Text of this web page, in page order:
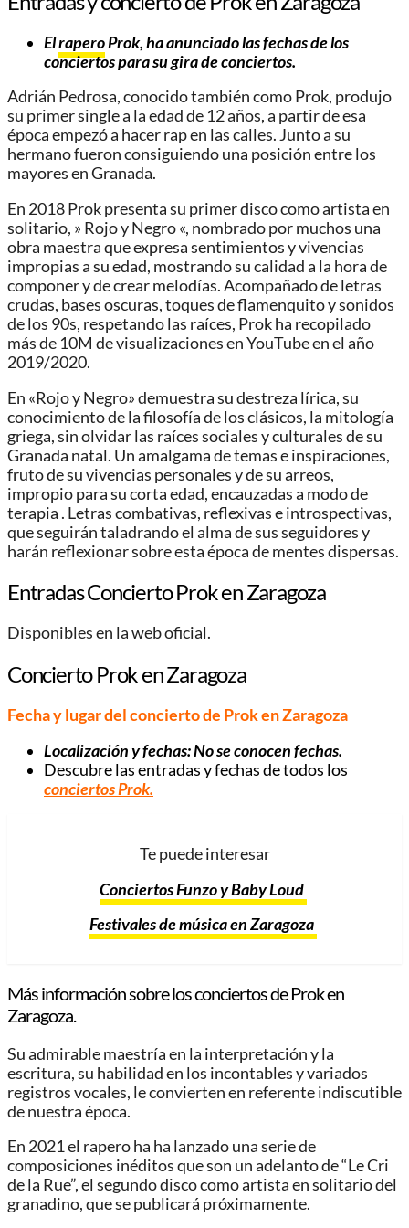
ElraperoProk, ha anunciado las fechas de los
conciertos para su gira de conciertos.
Adrián Pedrosa, conocido también como Prok, produjo
su primer single a la edad de 12 años, a partir de esa
época empezó a hacer rap en las calles. Junto a su
hermano fueron consiguiendo una posición entre los
mayores en Granada.
En 2018 Prok presenta su primer disco como artista en
solitario, » Rojo y Negro «, nombrado por muchos una
obra maestra que expresa sentimientos y vivencias
impropias a su edad, mostrando su calidad a la hora de
componer y de crear melodías. Acompañado de letras
crudas, bases oscuras, toques de flamenquito y sonidos
de los 90s, respetando las raíces, Prok ha recopilado
más de 10M de visualizaciones en YouTube en el año
2019/2020.
En «Rojo y Negro» demuestra su destreza lírica, su
conocimiento de la filosofía de los clásicos, la mitología
griega, sin olvidar las raíces sociales y culturales de su
Granada natal. Un amalgama de temas e inspiraciones,
fruto de su vivencias personales y de su arreos,
impropio para su corta edad, encauzadas a modo de
terapia . Letras combativas, reflexivas e introspectivas,
que seguirán taladrando el alma de sus seguidores y
harán reflexionar sobre esta época de mentes dispersas.
Entradas Concierto Prok en Zaragoza
Disponibles en la web oficial.
Concierto Prok en Zaragoza
Fecha y lugar del concierto de Prok en Zaragoza
Localización y fechas: No se conocen fechas.
Descubre las entradas y fechas de todos los
conciertos Prok.
Te puede interesar
Conciertos Funzo y Baby Loud
Festivales de música en Zaragoza
Más información sobre los conciertos de Prok en
Zaragoza.
Su admirable maestría en la interpretación y la
escritura, su habilidad en los incontables y variados
registros vocales, le convierten en referente indiscutible
de nuestra época.
En 2021 el rapero ha ha lanzado una serie de
composiciones inéditos que son un adelanto de “Le Cri
de la Rue”, el segundo disco como artista en solitario del
granadino, que se publicará próximamente.